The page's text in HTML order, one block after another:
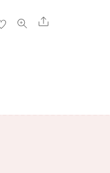
Share